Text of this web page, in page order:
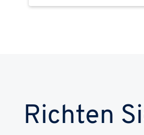
Richten